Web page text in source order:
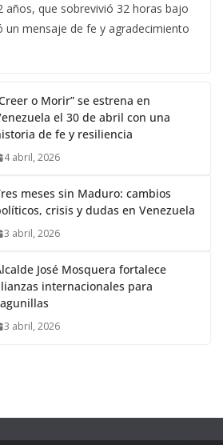
años, que sobrevivió 32 horas bajo
un mensaje de fe y agradecimiento
o Morir” se estrena en
el 30 de abril con una
de fe y resiliencia
4 abril, 2026
meses sin Maduro: cambios
crisis y dudas en Venezuela
3 abril, 2026
José Mosquera fortalece
internacionales para
3 abril, 2026